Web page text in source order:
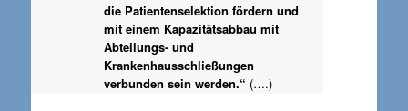
die Patientenselektion fördern und
mit einem Kapazitätsabbau mit
Abteilungs- und
Krankenhausschließungen
verbunden sein werden.“ (….)